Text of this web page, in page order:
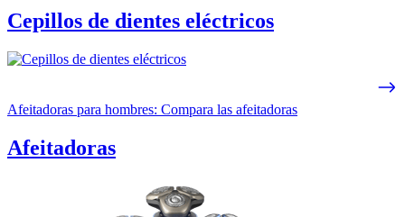
Cepillos de dientes eléctricos
Afeitadoras para hombres: Compara las afeitadoras
Afeitadoras